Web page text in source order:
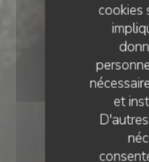
cookies
et